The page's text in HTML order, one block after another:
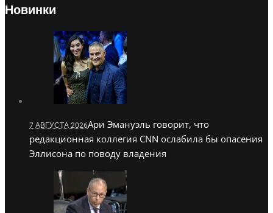
Новинки
7 АВГУСТА 2026Ари Эмануэль говорит, что
редакционная коллегия CNN ослабила бы опасения
Эллисона по поводу владения